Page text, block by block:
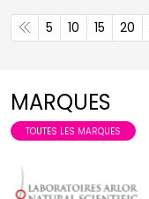
5 10 15 20
MARQUES
TOUTES LES MARQUES